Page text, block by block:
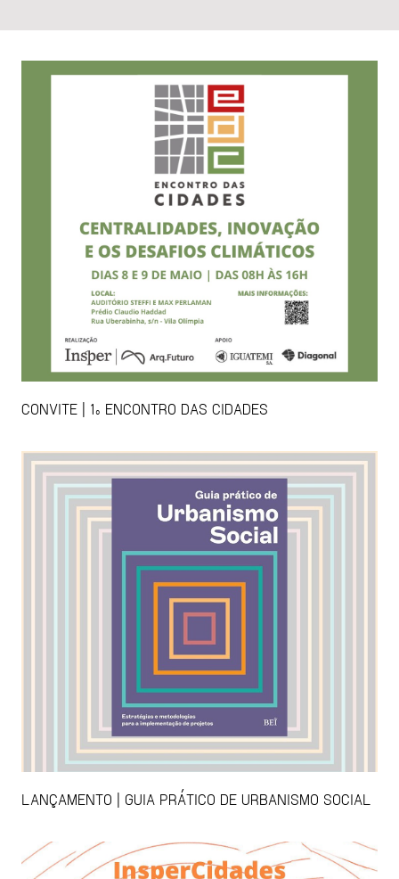
CONVITE | 1º ENCONTRO DAS CIDADES
LANÇAMENTO | GUIA PRÁTICO DE URBANISMO SOCIAL